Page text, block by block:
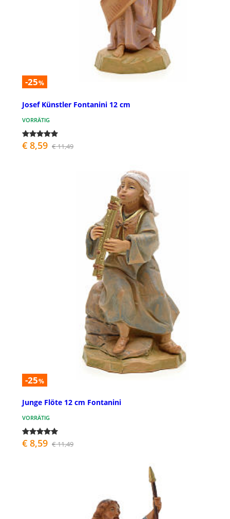
-25%
Josef Künstler Fontanini 12 cm
VORRÄTIG
€ 8,59 € 11,49
-25%
Junge Flöte 12 cm Fontanini
VORRÄTIG
€ 8,59 € 11,49